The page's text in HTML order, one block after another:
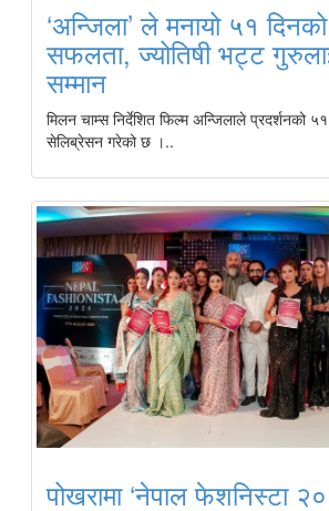
‘अन्जिला’ ले मनायो ५१ दिनको
सफलता, ज्योतिषी भट्ट
सम्मान
मिलन चाम्स निर्देशित फिल्म अन्जिलाले प्रदर्शनको
सेलिब्रेसन गरेको छ ।..
पोखरामा ‘नेपाल फेशनिस्टा